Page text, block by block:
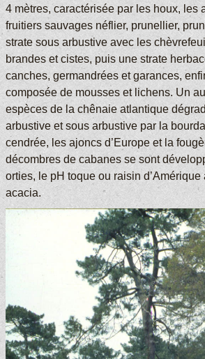
4 mètres, caractérisée par les houx, les
fruitiers sauvages néflier, prunellier,
strate sous arbustive avec les
brandes et cistes, puis une strate
canches, germandrées et garances,
composée de mousses et lichens. Un
espèces de la chênaie atlantique
arbustive et sous arbustive par la
cendrée, les ajoncs d’Europe et la
décombres de cabanes se sont
orties, le pH toque ou raisin
acacia.